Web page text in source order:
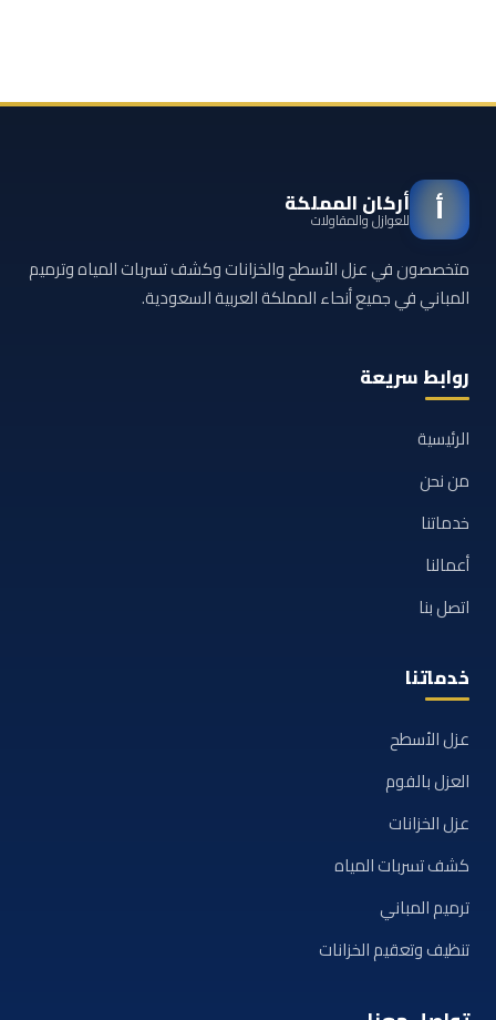
أ أركان المملكة
للعوازل والمقاولات
متخصصون في عزل الأسطح والخزانات وكشف تسربات المياه وترميم
المباني في جميع أنحاء المملكة العربية السعودية.
روابط سريعة
الرئيسية
من نحن
خدماتنا
أعمالنا
اتصل بنا
خدماتنا
عزل الأسطح
العزل بالفوم
عزل الخزانات
كشف تسربات المياه
ترميم المباني
تنظيف وتعقيم الخزانات